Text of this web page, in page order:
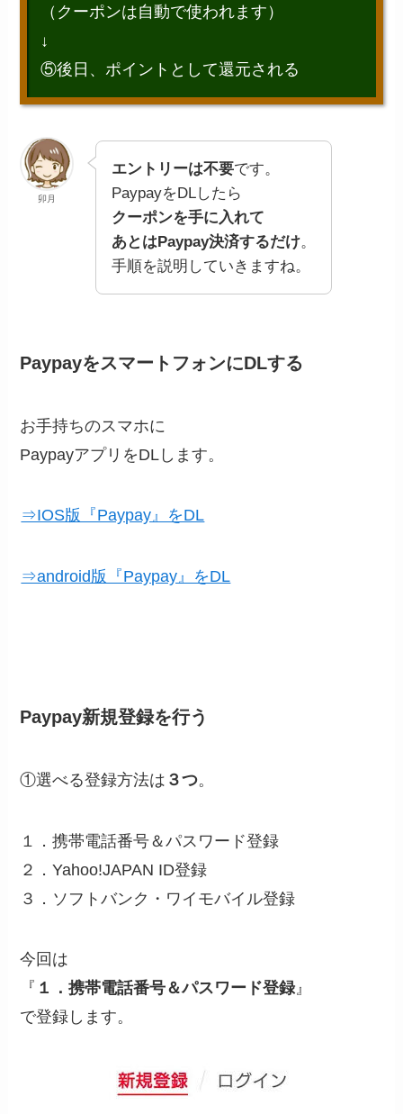
（クーポンは自動で使われます）
↓
⑤後日、ポイントとして還元される
卯月
エントリーは不要です。
PaypayをDLしたら
クーポンを手に入れて
あとはPaypay決済するだけ。
手順を説明していきますね。
PaypayをスマートフォンにDLする
お手持ちのスマホに
PaypayアプリをDLします。
⇒IOS版『Paypay』をDL
⇒android版『Paypay』をDL
Paypay新規登録を行う
①選べる登録方法は ３つ。
１．携帯電話番号＆パスワード登録
２．Yahoo!JAPAN ID登録
３．ソフトバンク・ワイモバイル登録
今回は
『 １．携帯電話番号＆パスワード登録』
で登録します。